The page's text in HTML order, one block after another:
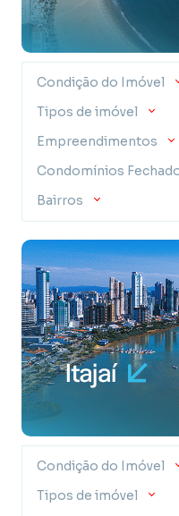
Condição do Imóvel
Tipos de imóvel
Empreendimentos
Condomínios
Bairros
Condição do Imóvel
Tipos de imóvel